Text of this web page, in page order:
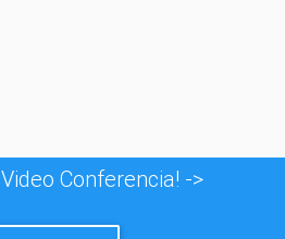
Conferencia! ->